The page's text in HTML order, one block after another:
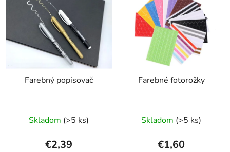
Farebný popisovač
Skladom (>5 ks)
€2,39
Farebné fotorožky
Skladom (>5 ks)
€1,60